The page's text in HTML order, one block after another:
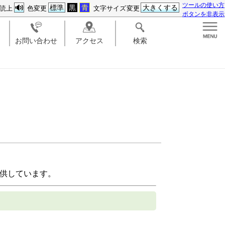
ツールの使い方
ボタンを非表示
文字サイズ変更 大きくする
色変更 標準 黒 青
上
お問い合わせ アクセス 検索
しています。